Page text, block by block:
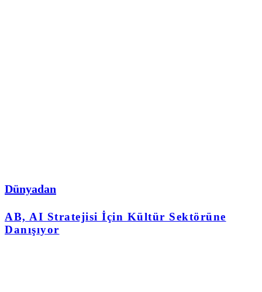
Dünyadan
AB, AI Stratejisi İçin Kültür Sektörüne
Danışıyor